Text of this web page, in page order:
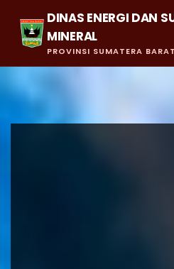
DINAS ENERGI DAN
MINERAL
PROVINSI SUMATERA BARAT